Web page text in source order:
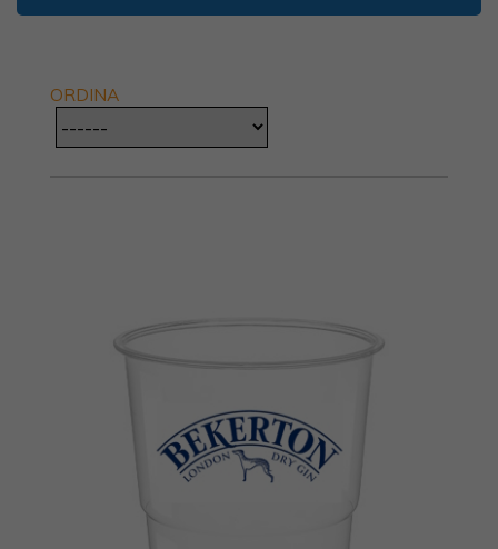
ORDINA